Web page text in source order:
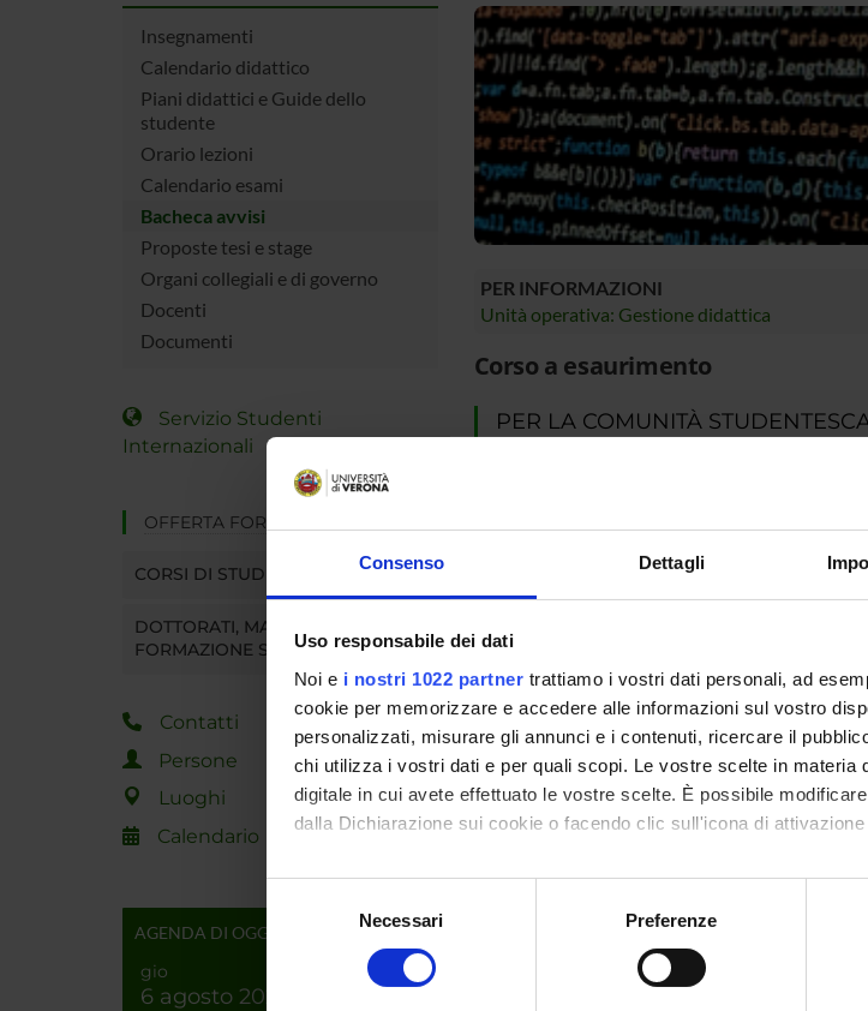
Consenso Dettagli
Uso responsabile dei dati
Noi e i nostri 1022 partner trattiamo i vostri dati personali, ad
cookie per memorizzare e accedere alle informazioni sul vostro
personalizzati, misurare gli annunci e i contenuti, ricercare il
chi utilizza i vostri dati e per quali scopi. Le vostre scelte in materia
digitale in cui avete effettuato le vostre scelte. È possibile
dalla Dichiarazione sui cookie o facendo clic sull'icona di
Con il tuo consenso, vorremmo anche:
raccogliere informazioni sulla tua posizione geografica, con
digitali).
Necessari Preferenze
Insegnamenti
Calendario didattico
Piani didattici e Guide dello
studente
Orario lezioni
Calendario esami
Bacheca avvisi
Proposte tesi e stage
Organi collegiali e di governo
Docenti
Documenti
Servizio Studenti
Internazionali
OFFERTA FORMATIVA
CORSI DI STUDIO
DOTTORATI, MASTER E
FORMAZIONE SUPERIORE
Contatti
Persone
Luoghi
Calendario
AGENDA DI OGGI
gio
6 agosto 2026
PER INFORMAZIONI
Unità operativa: Gestione didattica
Corso a esaurimento
PER LA COMUNITÀ
Se sei già iscritta/o a un corso di studio, puoi
In questo portale potrai visualizzare
online, gestione della carriera Esse3, corsi e-
Entra in MyUnivr con le tue credenziali GIA:
segreteria via mail e anche tramite l'app Univr.
MYUNIVR